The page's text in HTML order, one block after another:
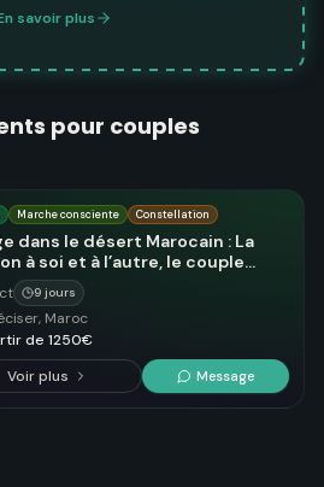
savoir plus
pour couples
Marche consciente Constellation
dans le désert Marocain : La
à soi et à l’autre, le couple
9 jours
Maroc
de 1250€
Voir plus
Message